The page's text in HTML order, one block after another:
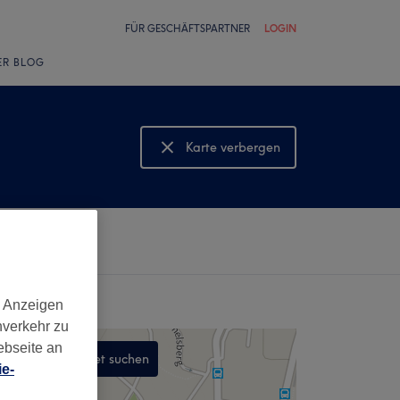
FÜR GESCHÄFTSPARTNER LOGIN
BLOG
Karte verbergen
Karte anzeigen
In diesem Gebiet suchen
zu
an